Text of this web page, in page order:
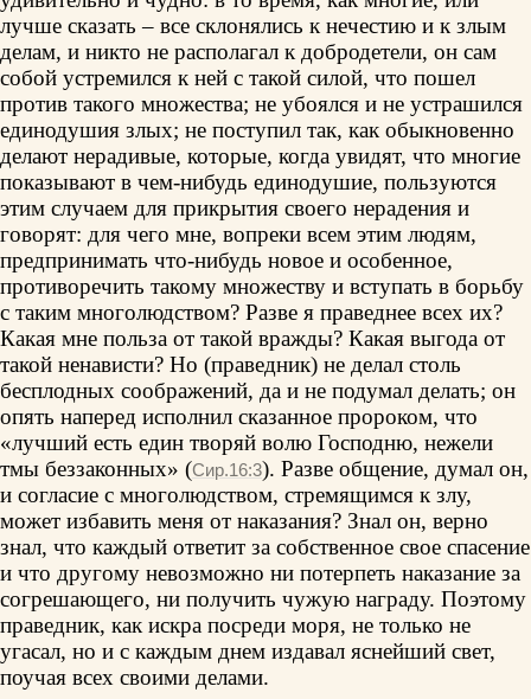
лучше сказать – все склонялись к нечестию и к злым
делам, и никто не располагал к добродетели, он сам
собой устремился к ней с такой силой, что пошел
против такого множества; не убоялся и не устрашился
единодушия злых; не поступил так, как обыкновенно
делают нерадивые, которые, когда увидят, что многие
показывают в чем-нибудь единодушие, пользуются
этим случаем для прикрытия своего нерадения и
говорят: для чего мне, вопреки всем этим людям,
предпринимать что-нибудь новое и особенное,
противоречить такому множеству и вступать в борьбу
с таким многолюдством? Разве я праведнее всех их?
Какая мне польза от такой вражды? Какая выгода от
такой ненависти? Но (праведник) не делал столь
бесплодных соображений, да и не подумал делать; он
опять наперед исполнил сказанное пророком, что
«лучший есть един творяй волю Господню, нежели
тмы беззаконных» (Сир.16:3). Разве общение, думал он,
и согласие с многолюдством, стремящимся к злу,
может избавить меня от наказания? Знал он, верно
знал, что каждый ответит за собственное свое спасение
и что другому невозможно ни потерпеть наказание за
согрешающего, ни получить чужую награду. Поэтому
праведник, как искра посреди моря, не только не
угасал, но и с каждым днем издавал яснейший свет,
поучая всех своими делами.